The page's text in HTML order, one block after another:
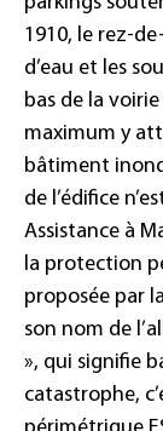
1910, le rez-
d’eau et les
bas de la
maximum y
bâtiment
de l’édifice
Assistance à
la protection
proposée par
son nom de
», qui signifie
catastrophe,